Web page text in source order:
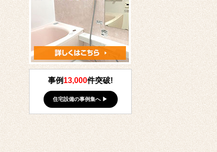
事例 13,000件突破!
住宅設備の事例集へ ▶